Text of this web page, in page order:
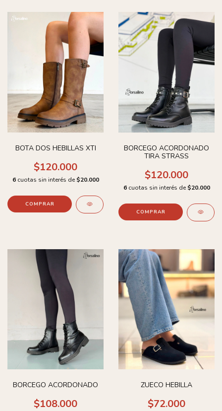
BOTA DOS HEBILLAS XTI
$120.000
6 cuotas sin interés de $20.000
COMPRAR
BORCEGO ACORDONADO
TIRA STRASS
$120.000
6 cuotas sin interés de $20.000
COMPRAR
BORCEGO ACORDONADO
$108.000
ZUECO HEBILLA
$72.000